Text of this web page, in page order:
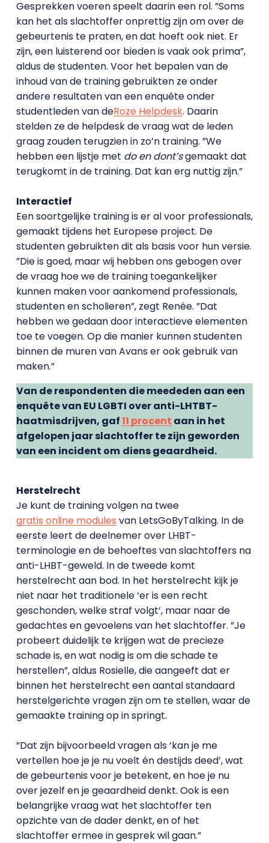
Gesprekken voeren speelt daarin een rol. ”Soms
kan het als slachtoffer onprettig zijn om over de
gebeurtenis te praten, en dat hoeft ook niet. Er
zijn, een luisterend oor bieden is vaak ook prima”,
aldus de studenten. Voor het bepalen van de
inhoud van de training gebruikten ze onder
andere resultaten van een enquête onder
studentleden van deRoze Helpdesk. Daarin
stelden ze de helpdesk de vraag wat de leden
graag zouden terugzien in zo’n training. ”We
hebben een lijstje met do en dont’sgemaakt dat
terugkomt in de training. Dat kan erg nuttig zijn.”
Interactief
Een soortgelijke training is er al voor professionals,
gemaakt tijdens het Europese project. De
studenten gebruikten dit als basis voor hun versie.
”Die is goed, maar wij hebben ons gebogen over
de vraag hoe we de training toegankelijker
kunnen maken voor aankomend professionals,
studenten en scholieren”, zegt Renée. ”Dat
hebben we gedaan door interactieve elementen
toe te voegen. Op die manier kunnen studenten
binnen de muren van Avans er ook gebruik van
maken.”
Van de respondenten die meededen aan een
enquête van EU LGBTI over anti-LHTBT-
haatmisdrijven, gaf11 procent aan in het
afgelopen jaar slachtoffer te zijn geworden
van een incident om diens geaardheid.
Herstelrecht
Je kunt de training volgen na twee
gratis online modules van LetsGoByTalking. In de
eerste leert de deelnemer over LHBT-
terminologie en de behoeftes van slachtoffers na
anti-LHBT-geweld. In de tweede komt
herstelrecht aan bod. In het herstelrecht kijk je
niet naar het traditionele ‘er is een recht
geschonden, welke straf volgt’, maar naar de
gedachtes en gevoelens van het slachtoffer. ”Je
probeert duidelijk te krijgen wat de precieze
schade is, en wat nodig is om die schade te
herstellen”, aldus Rosielle, die aangeeft dat er
binnen het herstelrecht een aantal standaard
herstelgerichte vragen zijn om te stellen, waar de
gemaakte training op in springt.
”Dat zijn bijvoorbeeld vragen als ‘kan je me
vertellen hoe je je nu voelt én destijds deed’, wat
de gebeurtenis voor je betekent, en hoe je nu
over jezelf en je geaardheid denkt. Ook is een
belangrijke vraag wat het slachtoffer ten
opzichte van de dader denkt, en of het
slachtoffer ermee in gesprek wil gaan.”